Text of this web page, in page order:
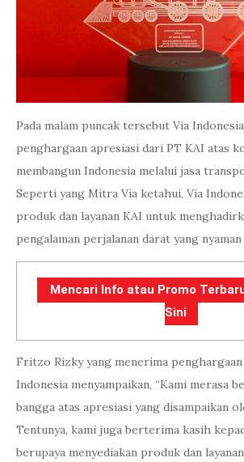
Pada malam puncak tersebut Via
penghargaan apresiasi dari PT KAI atas
membangun Indonesia melalui jasa
Seperti yang Mitra Via ketahui, Via
produk dan layanan KAI untuk
pengalaman perjalanan darat yang
Mencari Info atau Promo
Sini
Fritzo Rizky yang menerima
Indonesia menyampaikan, “Kami merasa
bangga atas apresiasi yang disampaikan
Tentunya, kami juga berterima kasih
berupaya menyediakan produk dan